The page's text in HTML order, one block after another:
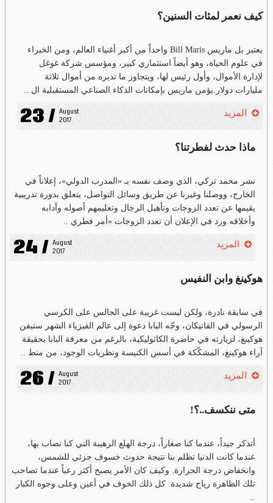
كيف نعمر لمئات السنين؟
يعتبر بل ماريس Bill Maris واحداً من أكبر أغنياء العالم، ومن الخبراء
في علوم الحياة، وهو أيضاً استثماري كبير، ومؤسس شركة غوغل
لإدارة الأموال، وأول رئيس لها، ويتجاوز ما تديره من أموال ثلاثة
مليارات دولار.يؤمن ماريس بإمكانات الذكاء الصناعي المستقبلية ال ..
23 / August
2017
المزيد
ماذا حدث لفطرتنا؟
نشر محمد تركي، الذي وصف نفسه بـ «المدرب الدولي»، إعلاناً في
الخارج، ووصلنا وغيرنا عن طريق وسائل التواصل، يتعلق بدورة تدريبية
يقيمها عن تعدد الزوجات وتأهيل الرجال وتعليمهم أصوله وآدابه
وأخلاقه.ورد في الإعلان أن تعدد الزوجات «أمر فطري ..
24 / August
2017
المزيد
هوكينغ وابن النفيس
في سابقة نادرة، ولكن ليست غريبة على الجالس على الكرسي
الرسولي في الفاتيكان، وجّه البابا دعوة إلى عالم الفيزياء الشهر ستيفن
هوكينغ، لزيارته في حاضرة الكاثوليكية، بالرغم من معرفة البابا بحقيقة
آراء هوكينغ، المشكّكة في أسس الكنيسة ونظريات الوجود، من منط ..
26 / August
2017
المزيد
متى ننكسف..؟!
أتذكر جيداً، عندما كنا صغاراً، درجة الهلع الرهيبة التي كنا نصاب بها،
عندما كانت الدنيا تظلم بنا نتيجة حدوث خسوف جزئي للشمس،
وانخفاض درجة الحرارة. وكيف كان الأمر يصبح أكثر رعباً عندما تصاحب
تلك الظاهرة رياح شديدة. كل ذلك الخوف في أعين وعلى وجوه الكبار
..